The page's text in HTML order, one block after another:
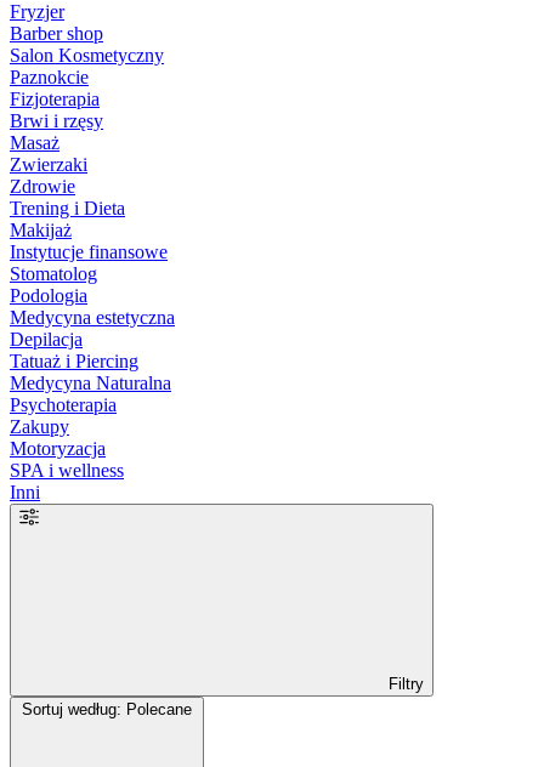
Fryzjer
Barber shop
Salon Kosmetyczny
Paznokcie
Fizjoterapia
Brwi i rzęsy
Masaż
Zwierzaki
Zdrowie
Trening i Dieta
Makijaż
Instytucje finansowe
Stomatolog
Podologia
Medycyna estetyczna
Depilacja
Tatuaż i Piercing
Medycyna Naturalna
Psychoterapia
Zakupy
Motoryzacja
SPA i wellness
Inni
Filtry